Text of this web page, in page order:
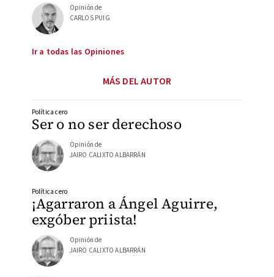
Opinión de
CARLOS PUIG
Ir a todas las Opiniones
MÁS DEL AUTOR
Ser o no ser derechoso
Política cero
Opinión de
JAIRO CALIXTO ALBARRÁN
¡Agarraron a Ángel Aguirre,
exgóber priista!
Política cero
Opinión de
JAIRO CALIXTO ALBARRÁN